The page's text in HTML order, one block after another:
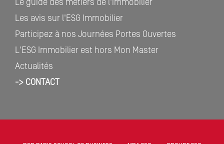
Les avis sur l'ESG Immobilier
Participez à nos Journées Portes Ouvertes
L'ESG Immobilier est hors Mon Master
Actualités
-> CONTACT